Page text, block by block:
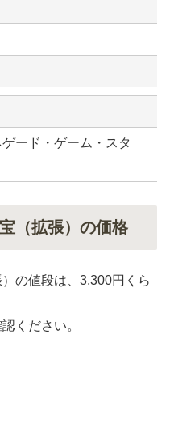
ード・ゲーム・スタ
（拡張）の価格
の値段は、3,300円くら
ください。